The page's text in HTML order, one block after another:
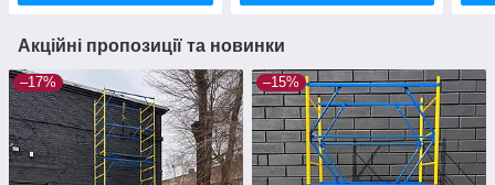
Акційні пропозиції та новинки
–17% –15%